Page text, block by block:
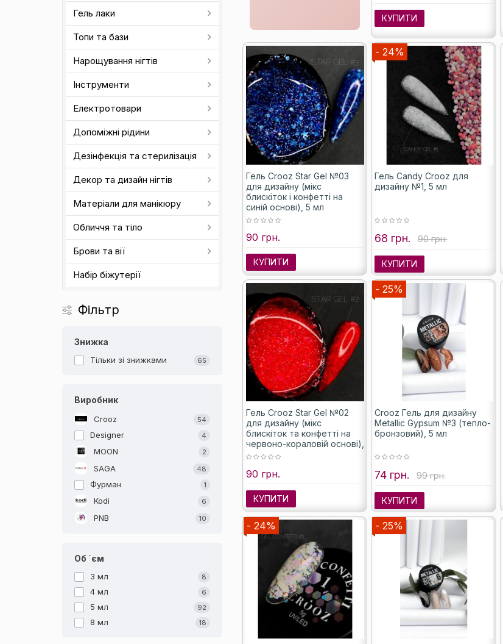
Гель лаки
Топи та бази
Нарощування нігтів
Інструменти
Електротовари
Допоміжні рідини
Дезінфекція та стерилізація
Декор та дизайн нігтів
Матеріали для манікюру
Обличчя та тіло
Брови та вії
Набір біжутерії
Фільтр
Знижка
Тільки зі знижками 65
Виробник
Crooz 54
Designer 4
MOON 2
SAGA 48
Фурман 1
Kodi 6
PNB 10
Об `єм
3 мл 8
4 мл 6
5 мл 92
8 мл 18
КУПИТИ
Гель Crooz Star Gel №03
для дизайну (мікс
блискіток і конфетті на
синій основі), 5 мл
90 грн.
КУПИТИ
- 24%
Гель Candy Crooz для
дизайну №1, 5 мл
68 грн. 90 грн.
КУПИТИ
Гель Crooz Star Gel №02
для дизайну (мікс
блискіток та конфетті на
червоно-кораловій основі),
5 мл
90 грн.
КУПИТИ
- 25%
Crooz Гель для дизайну
Metallic Gypsum №3 (тепло-
бронзовий), 5 мл
74 грн. 99 грн.
КУПИТИ
- 24% - 25%